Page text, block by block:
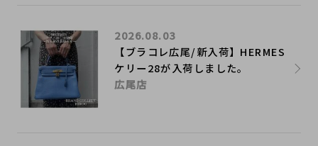
【ブラコレ広尾/新入荷】HERMES
ケリー28が入荷しました。
2026.08.03
広尾店